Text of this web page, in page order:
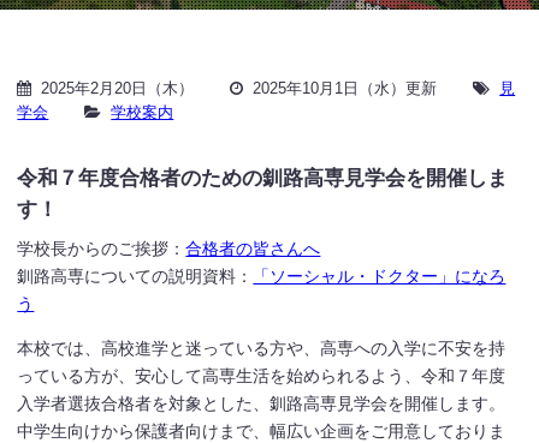
2025年2月20日（木） 2025年10月1日（水）更新
見
学会
学校案内
令和７年度合格者のための釧路高専見学会を開催しま
す！
学校長からのご挨拶：合格者の皆さんへ
釧路高専についての説明資料：
「ソーシャル・ドクター」になろ
う
本校では、高校進学と迷っている方や、高専への入学に不安を持
っている方が、安心して高専生活を始められるよう、令和７年度
入学者選抜合格者を対象とした、釧路高専見学会を開催します。
中学生向けから保護者向けまで、幅広い企画をご用意しておりま